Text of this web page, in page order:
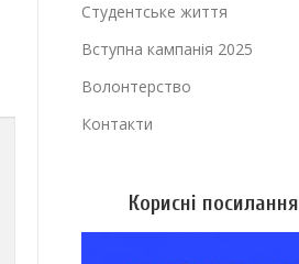
Студентське життя
Вступна кампанія 2025
Волонтерство
Контакти
Корисні посилання